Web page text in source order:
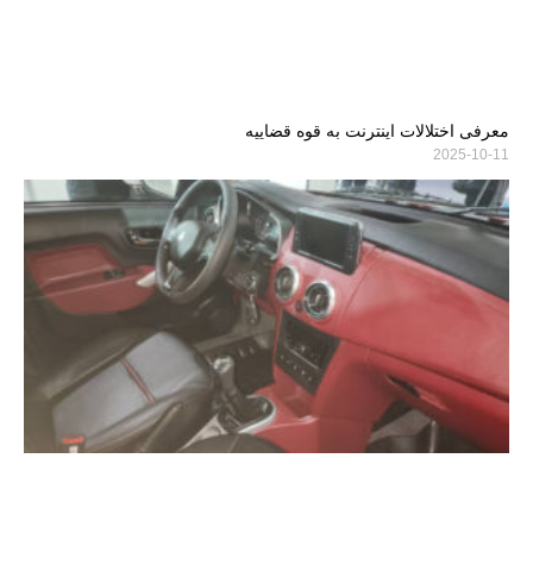
معرفی اختلالات اینترنت به قوه قضاییه
2025-10-11